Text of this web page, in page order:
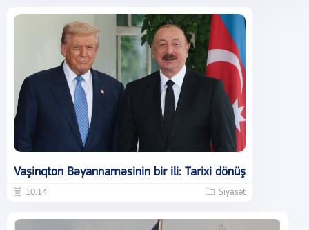
Vaşinqton Bəyannaməsinin bir ili: Tarixi dönüş
10:14 Siyasət